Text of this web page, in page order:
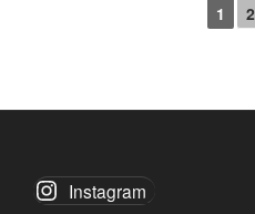
1 2
Instagram